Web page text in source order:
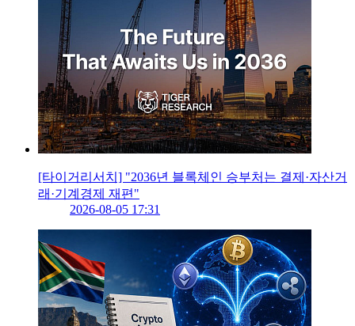
[타이거리서치] "2036년 블록체인 승부처는 결제·자산거
래·기계경제 재편"
2026-08-05 17:31